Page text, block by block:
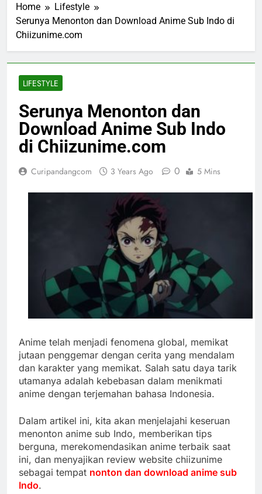
Home
Lifestyle
Serunya Menonton dan Download Anime Sub Indo di
Chiizunime.com
LIFESTYLE
Serunya Menonton dan
Download Anime Sub Indo
di Chiizunime.com
Curipandangcom 3 Years Ago 0 5 Mins
Anime telah menjadi fenomena global, memikat
jutaan penggemar dengan cerita yang mendalam
dan karakter yang memikat. Salah satu daya tarik
utamanya adalah kebebasan dalam menikmati
anime dengan terjemahan bahasa Indonesia.
Dalam artikel ini, kita akan menjelajahi keseruan
menonton anime sub Indo, memberikan tips
berguna, merekomendasikan anime terbaik saat
ini, dan menyajikan review website chiizunime
sebagai tempat nonton dan download anime sub
Indo.